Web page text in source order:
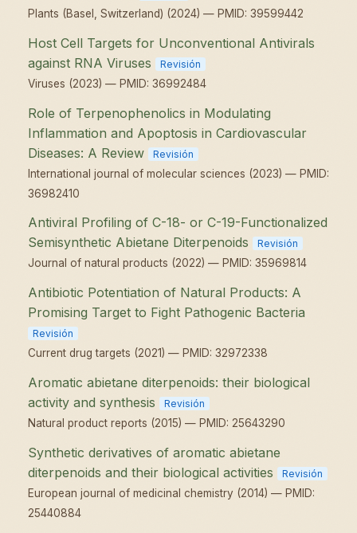
Plants (Basel, Switzerland) (2024) — PMID: 39599442
Host Cell Targets for Unconventional Antivirals
against RNA Viruses
Revisión
Viruses (2023) — PMID: 36992484
Role of Terpenophenolics in Modulating
Inflammation and Apoptosis in Cardiovascular
Diseases: A Review
Revisión
International journal of molecular sciences (2023) — PMID:
36982410
Antiviral Profiling of C-18- or C-19-Functionalized
Semisynthetic Abietane Diterpenoids
Revisión
Journal of natural products (2022) — PMID: 35969814
Antibiotic Potentiation of Natural Products: A
Promising Target to Fight Pathogenic Bacteria
Revisión
Current drug targets (2021) — PMID: 32972338
Aromatic abietane diterpenoids: their biological
activity and synthesis
Revisión
Natural product reports (2015) — PMID: 25643290
Synthetic derivatives of aromatic abietane
diterpenoids and their biological activities
Revisión
European journal of medicinal chemistry (2014) — PMID:
25440884